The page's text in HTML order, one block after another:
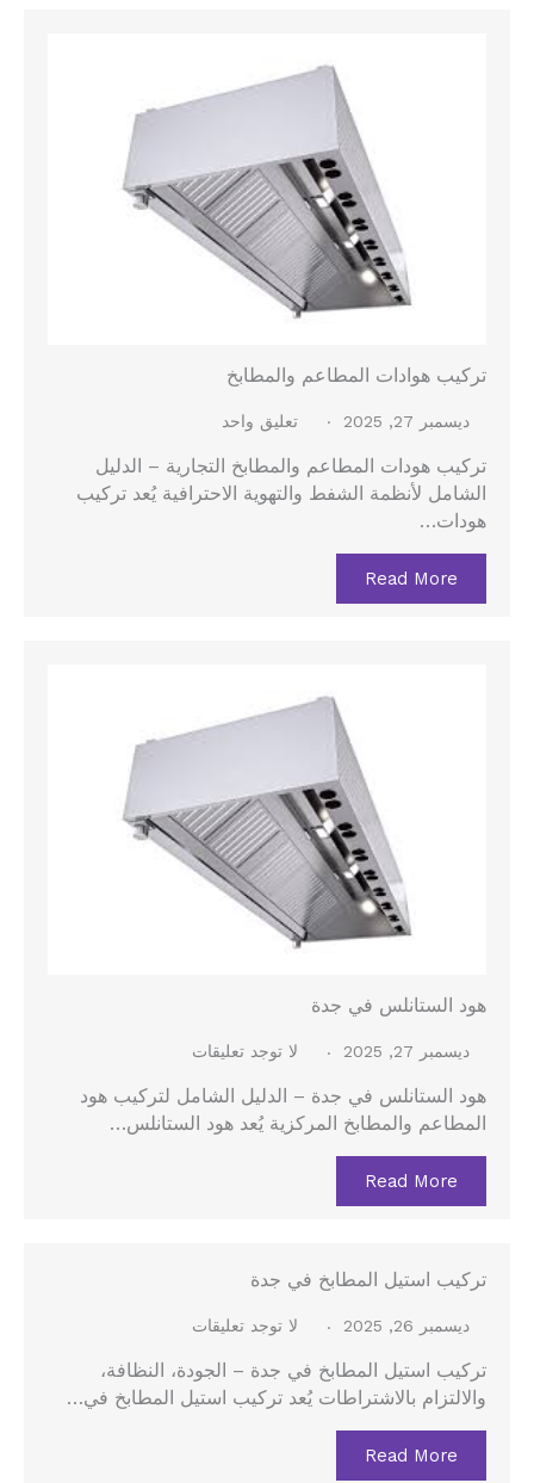
تركيب هوادات المطاعم والمطابخ
ديسمبر 27, 2025 تعليق واحد
تركيب هودات المطاعم والمطابخ التجارية – الدليل
الشامل لأنظمة الشفط والتهوية الاحترافية يُعد تركيب
هودات…
Read More
هود الستانلس في جدة
ديسمبر 27, 2025 لا توجد تعليقات
هود الستانلس في جدة – الدليل الشامل لتركيب هود
المطاعم والمطابخ المركزية يُعد هود الستانلس…
Read More
تركيب استيل المطابخ في جدة
ديسمبر 26, 2025 لا توجد تعليقات
تركيب استيل المطابخ في جدة – الجودة، النظافة،
والالتزام بالاشتراطات يُعد تركيب استيل المطابخ في…
Read More